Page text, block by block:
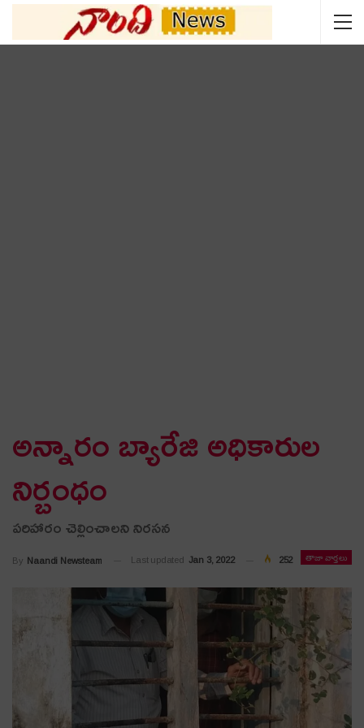
అన్నారం బ్యారేజి అధికారుల
నిర్బంధం
పరిహారం చెల్లించాలని నిరసన
తాజా వార్తలు
By Naandi Newsteam Last updated Jan 3, 2022 252